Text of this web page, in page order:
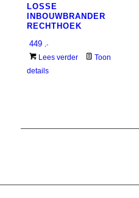
LOSSE
INBOUWBRANDER
RECHTHOEK
449 ,-
Lees verder
Toon
details